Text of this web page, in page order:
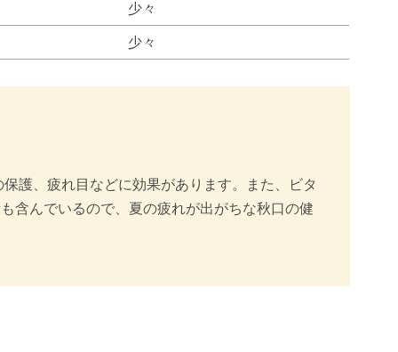
少々
少々
護、疲れ目などに効果があります。また、ビタ
含んでいるので、夏の疲れが出がちな秋口の健